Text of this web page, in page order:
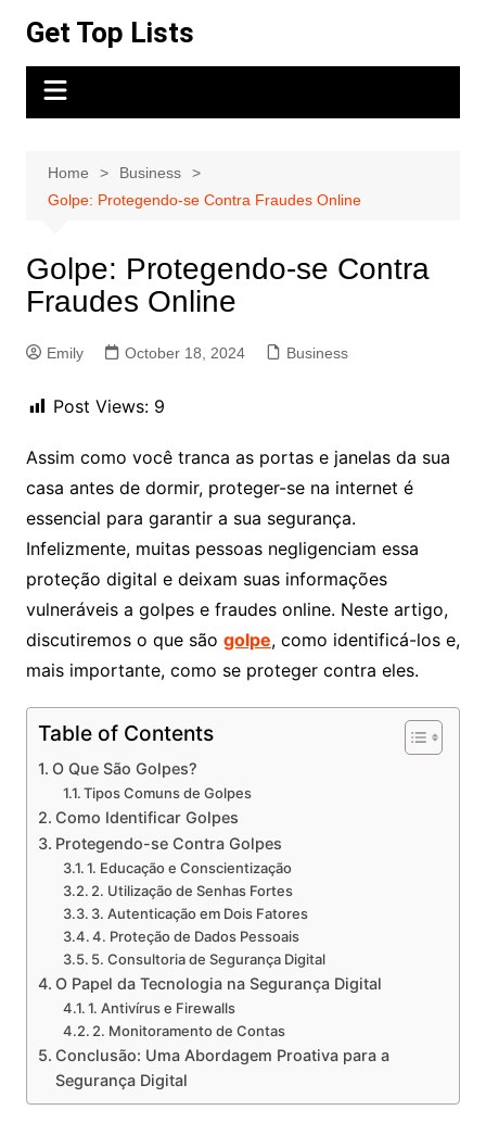
content
Get Top Lists
Home
Business
Golpe: Protegendo-se Contra Fraudes Online
Golpe: Protegendo-se Contra
Fraudes Online
Emily October 18, 2024 Business
Post Views: 9
Assim como você tranca as portas e janelas da sua
casa antes de dormir, proteger-se na internet é
essencial para garantir a sua segurança.
Infelizmente, muitas pessoas negligenciam essa
proteção digital e deixam suas informações
vulneráveis a golpes e fraudes online. Neste artigo,
discutiremos o que são golpe, como identificá-los e,
mais importante, como se proteger contra eles.
Table of Contents
O Que São Golpes?
Tipos Comuns de Golpes
Como Identificar Golpes
Protegendo-se Contra Golpes
1. Educação e Conscientização
2. Utilização de Senhas Fortes
3. Autenticação em Dois Fatores
4. Proteção de Dados Pessoais
5. Consultoria de Segurança Digital
O Papel da Tecnologia na Segurança Digital
1. Antivírus e Firewalls
2. Monitoramento de Contas
Conclusão: Uma Abordagem Proativa para a
Segurança Digital